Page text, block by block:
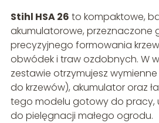
Stihl HSA 26 to kompaktowe,
akumulatorowe, przeznaczone
precyzyjnego formowania
obwódek i traw ozdobnych. W
zestawie otrzymujesz
do krzewów), akumulator oraz
tego modelu gotowy do pracy,
do pielęgnacji małego ogrodu.